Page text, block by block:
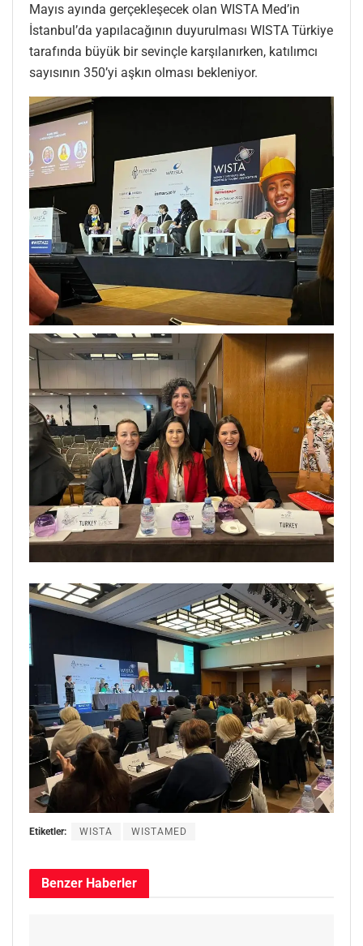
Mayıs ayında gerçekleşecek olan WISTA Med’in
İstanbul’da yapılacağının duyurulması WISTA Türkiye
tarafında büyük bir sevinçle karşılanırken, katılımcı
sayısının 350’yi aşkın olması bekleniyor.
Etiketler: WISTA WISTAMED
Benzer Haberler